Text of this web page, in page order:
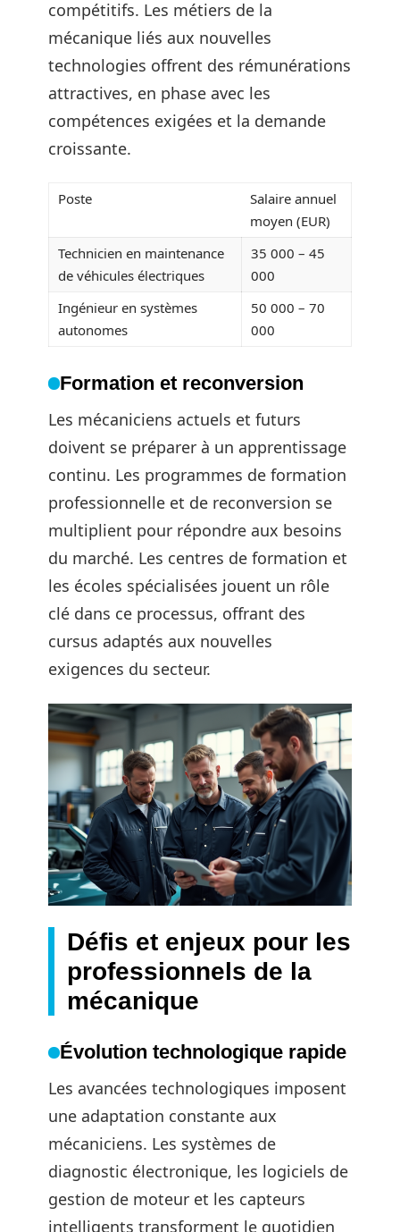
compétitifs. Les métiers de la
mécanique liés aux nouvelles
technologies offrent des rémunérations
attractives, en phase avec les
compétences exigées et la demande
croissante.
Poste
Salaire annuel
moyen (EUR)
Technicien en maintenance
de véhicules électriques
35 000 – 45
000
Ingénieur en systèmes
autonomes
50 000 – 70
000
Formation et reconversion
Les mécaniciens actuels et futurs
doivent se préparer à un apprentissage
continu. Les programmes de formation
professionnelle et de reconversion se
multiplient pour répondre aux besoins
du marché. Les centres de formation et
les écoles spécialisées jouent un rôle
clé dans ce processus, offrant des
cursus adaptés aux nouvelles
exigences du secteur.
Défis et enjeux pour les
professionnels de la
mécanique
Évolution technologique rapide
Les avancées technologiques imposent
une adaptation constante aux
mécaniciens. Les systèmes de
diagnostic électronique, les logiciels de
gestion de moteur et les capteurs
intelligents transforment le quotidien